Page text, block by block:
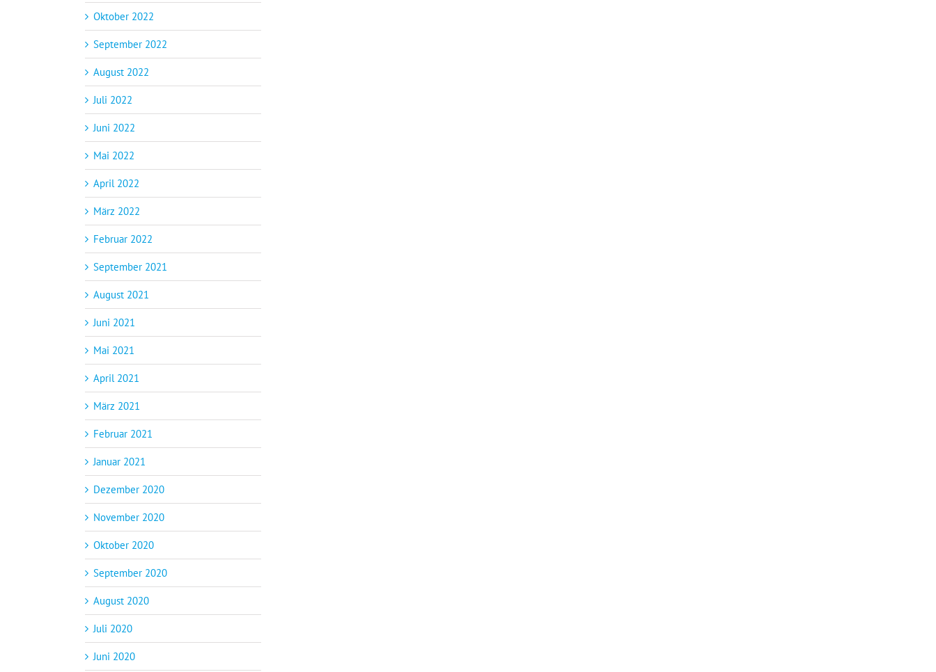
Oktober 2022
September 2022
August 2022
Juli 2022
Juni 2022
Mai 2022
April 2022
März 2022
Februar 2022
September 2021
August 2021
Juni 2021
Mai 2021
April 2021
März 2021
Februar 2021
Januar 2021
Dezember 2020
November 2020
Oktober 2020
September 2020
August 2020
Juli 2020
Juni 2020